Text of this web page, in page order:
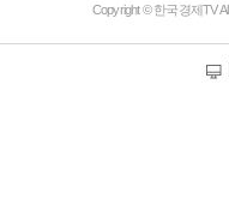
Copyright © 한국경제TV